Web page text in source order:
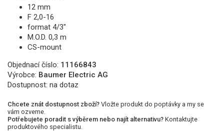
12 mm
F 2,0-16
format 4/3"
M.O.D. 0,3 m
CS-mount
Objednací číslo: 11166843
Výrobce: Baumer Electric AG
Dostupnost: na dotaz
Chcete znát dostupnost zboží? Vložte produkt do poptávky a my se
vám ozveme.
Potřebujete poradit s výběrem nebo najít alternativu? Kontaktujte
produktového specialistu.